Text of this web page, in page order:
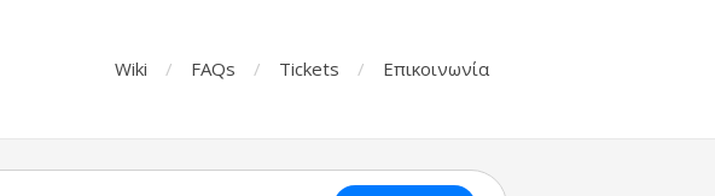
Wiki FAQs Tickets Επικοινωνία